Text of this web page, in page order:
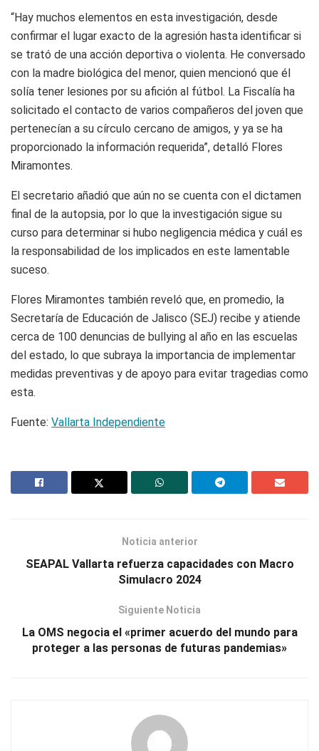
“Hay muchos elementos en esta investigación, desde
confirmar el lugar exacto de la agresión hasta identificar si
se trató de una acción deportiva o violenta. He conversado
con la madre biológica del menor, quien mencionó que él
solía tener lesiones por su afición al fútbol. La Fiscalía ha
solicitado el contacto de varios compañeros del joven que
pertenecían a su círculo cercano de amigos, y ya se ha
proporcionado la información requerida”, detalló Flores
Miramontes.
El secretario añadió que aún no se cuenta con el dictamen
final de la autopsia, por lo que la investigación sigue su
curso para determinar si hubo negligencia médica y cuál es
la responsabilidad de los implicados en este lamentable
suceso.
Flores Miramontes también reveló que, en promedio, la
Secretaría de Educación de Jalisco (SEJ) recibe y atiende
cerca de 100 denuncias de bullying al año en las escuelas
del estado, lo que subraya la importancia de implementar
medidas preventivas y de apoyo para evitar tragedias como
esta.
Fuente: Vallarta Independiente
Noticia anterior
SEAPAL Vallarta refuerza capacidades con Macro
Simulacro 2024
Siguiente Noticia
La OMS negocia el «primer acuerdo del mundo para
proteger a las personas de futuras pandemias»